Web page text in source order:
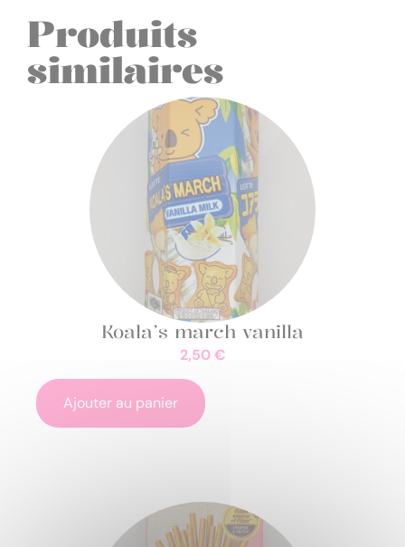
Produits
similaires
Koala’s march vanilla
2,50€
Ajouter au panier